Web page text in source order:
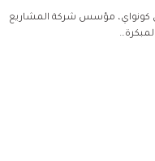
كونواي، مؤسس شركة المشاريع